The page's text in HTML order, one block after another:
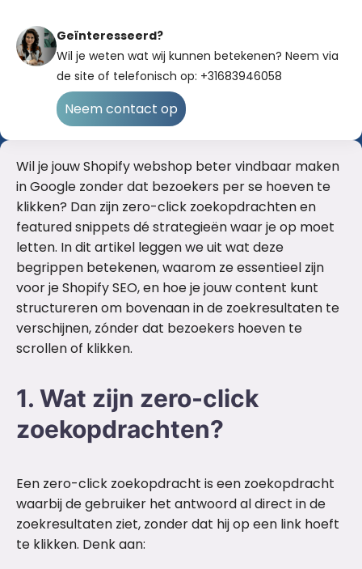
Geïnteresseerd?
Wil je weten wat wij kunnen betekenen? Neem via
de site of telefonisch op: +31683946058
Neem contact op
Wil je jouw Shopify webshop beter vindbaar maken
in Google zonder dat bezoekers per se hoeven te
klikken? Dan zijn zero-click zoekopdrachten en
featured snippets dé strategieën waar je op moet
letten. In dit artikel leggen we uit wat deze
begrippen betekenen, waarom ze essentieel zijn
voor je Shopify SEO, en hoe je jouw content kunt
structureren om bovenaan in de zoekresultaten te
verschijnen, zónder dat bezoekers hoeven te
scrollen of klikken.
1. Wat zijn zero-click
zoekopdrachten?
Een zero-click zoekopdracht is een zoekopdracht
waarbij de gebruiker het antwoord al direct in de
zoekresultaten ziet, zonder dat hij op een link hoeft
te klikken. Denk aan: